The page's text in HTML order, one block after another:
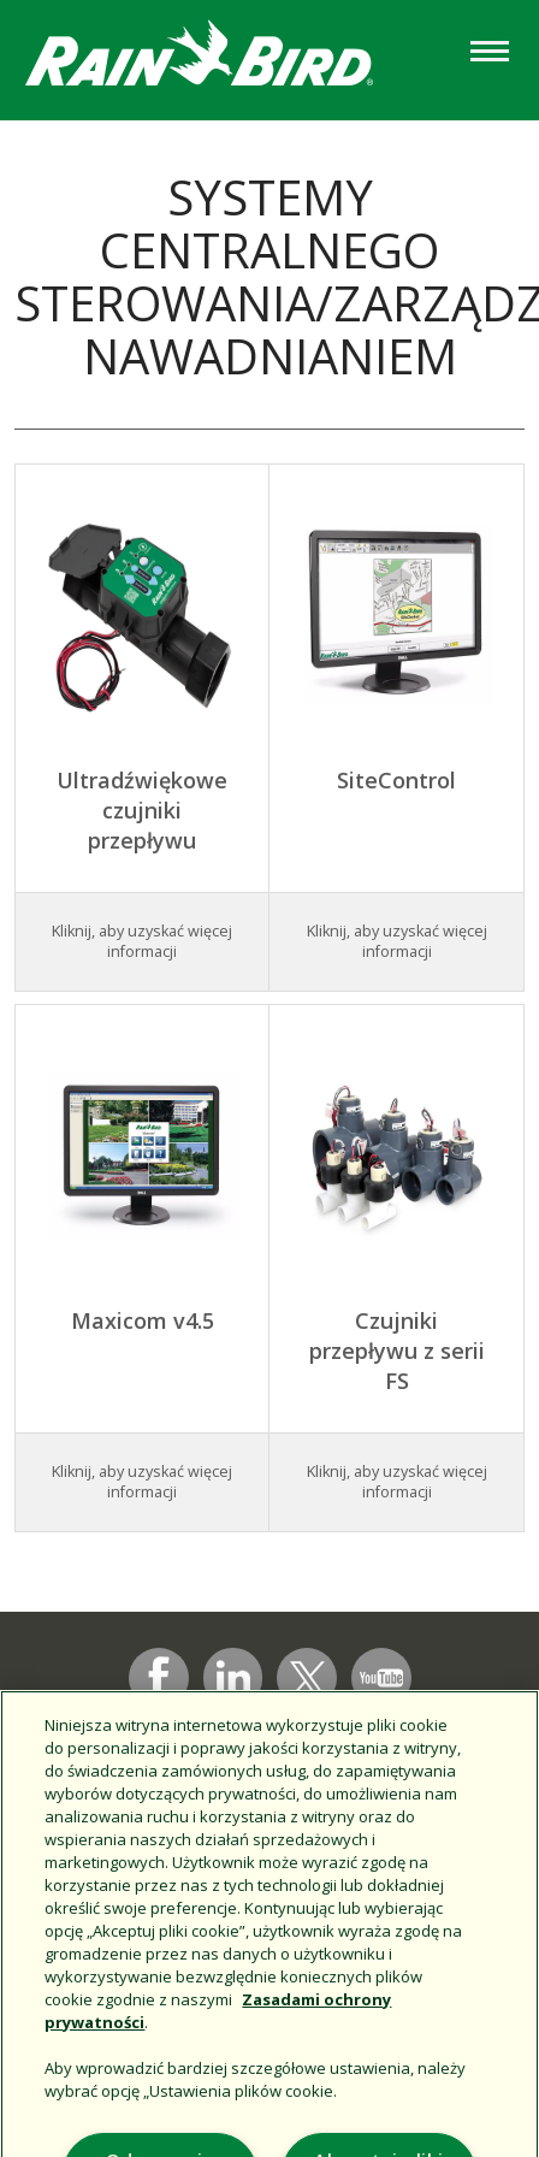
main
content
SYSTEMY
CENTRALNEGO
STEROWANIA/
NAWADNIANIEM
Ultradźwiękowe
czujniki
przepływu
Kliknij, aby uzyskać więcej
informacji
SiteControl
Kliknij, aby uzyskać więcej
informacji
Maxicom v4.5
Kliknij, aby uzyskać więcej
informacji
Czujniki
przepływu z serii
FS
Kliknij, aby uzyskać więcej
informacji
Support
Corporate
Additional Sites
Copyright © 2026 Rain Bird Corporation. All rights reserved.
Niniejsza witryna internetowa wykorzystuje pliki cookie
do personalizacji i poprawy jakości korzystania z witryny,
do świadczenia zamówionych usług, do zapamiętywania
wyborów dotyczących prywatności, do umożliwienia nam
analizowania ruchu i korzystania z witryny oraz do
wspierania naszych działań sprzedażowych i
marketingowych. Użytkownik może wyrazić zgodę na
korzystanie przez nas z tych technologii lub dokładniej
określić swoje preferencje. Kontynuując lub wybierając
opcję „Akceptuj pliki cookie”, użytkownik wyraża zgodę na
gromadzenie przez nas danych o użytkowniku i
wykorzystywanie bezwzględnie koniecznych plików
cookie zgodnie z naszymi Zasadami ochrony
prywatności.
Aby wprowadzić bardziej szczegółowe ustawienia, należy
wybrać opcję „Ustawienia plików cookie.